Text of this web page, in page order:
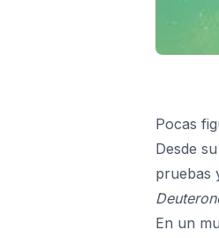
Pocas
Desde
pruebas
En un